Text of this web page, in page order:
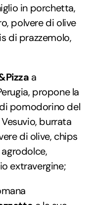
in porchetta,
polvere di olive
di prazzemolo,
a
propone la
pomodorino del
burrata
di olive, chips
extravergine;